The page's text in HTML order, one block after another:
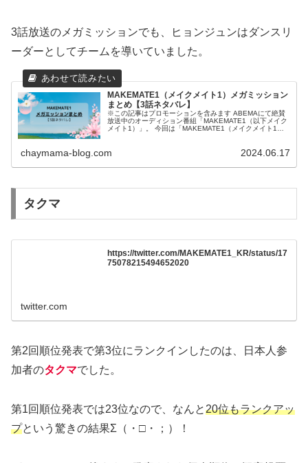
3話放送のメガミッションでも、ヒョンジュンはダンスリ
ーダーとしてチームを導いていました。
MAKEMATE1（メイクメイト1）メガミッション
まとめ【3話ネタバレ】
※この記事はプロモーションを含みます ABEMAにて絶賛
放送中のオーディション番組「MAKEMATE1（以下メイク
メイト1）」。 今回は「MAKEMATE1（メイクメイト1）
chaymama-blog.com 2024.06.17
タクマ
https://twitter.com/MAKEMATE1_KR/status/17
75078215494652020
twitter.com
第2回順位発表で第3位にランクインしたのは、日本人参
加者のタクマでした。
第1回順位発表では23位なので、なんと20位もランクアッ
プという驚きの結果Σ（・□・；）！